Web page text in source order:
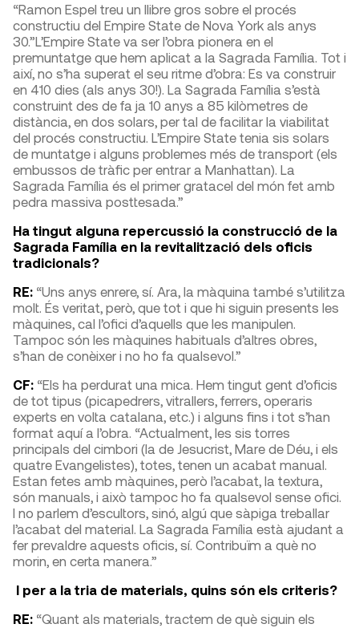
“Ramon Espel treu un llibre gros sobre el procés
constructiu del Empire State de Nova York als anys
30.”L’Empire State va ser l’obra pionera en el
premuntatge que hem aplicat a la Sagrada Família. Tot i
així, no s’ha superat el seu ritme d’obra: Es va construir
en 410 dies (als anys 30!). La Sagrada Família s’està
construint des de fa ja 10 anys a 85 kilòmetres de
distància, en dos solars, per tal de facilitar la viabilitat
del procés constructiu. L’Empire State tenia sis solars
de muntatge i alguns problemes més de transport (els
embussos de tràfic per entrar a Manhattan). La
Sagrada Família és el primer gratacel del món fet amb
pedra massiva posttesada.”
Ha tingut alguna repercussió la construcció de la
Sagrada Família en la revitalització dels oficis
tradicionals?
RE: “Uns anys enrere, sí. Ara, la màquina també s’utilitza
molt. És veritat, però, que tot i que hi siguin presents les
màquines, cal l’ofici d’aquells que les manipulen.
Tampoc són les màquines habituals d’altres obres,
s’han de conèixer i no ho fa qualsevol.”
CF: “Els ha perdurat una mica. Hem tingut gent d’oficis
de tot tipus (picapedrers, vitrallers, ferrers, operaris
experts en volta catalana, etc.) i alguns fins i tot s’han
format aquí a l’obra. “Actualment, les sis torres
principals del cimbori (la de Jesucrist, Mare de Déu, i els
quatre Evangelistes), totes, tenen un acabat manual.
Estan fetes amb màquines, però l’acabat, la textura,
són manuals, i això tampoc ho fa qualsevol sense ofici.
I no parlem d’escultors, sinó, algú que sàpiga treballar
l’acabat del material. La Sagrada Família està ajudant a
fer prevaldre aquests oficis, sí. Contribuïm a què no
morin, en certa manera.”
I per a la tria de materials, quins són els criteris?
RE: “Quant als materials, tractem de què siguin els